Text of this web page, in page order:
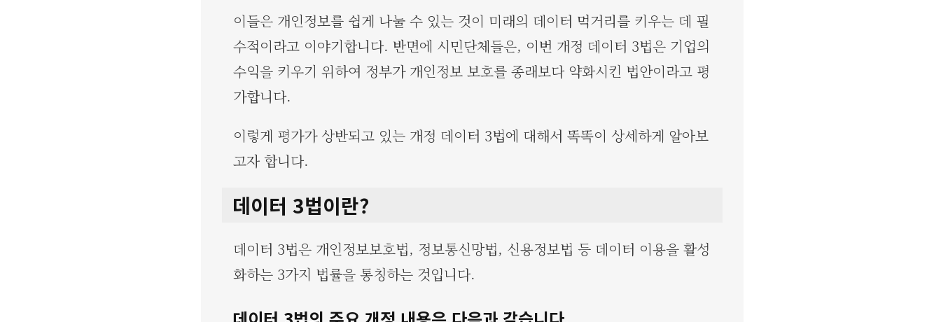
이들은 개인정보를 쉽게 나눌 수 있는 것이 미래의 데이터 먹거리를 키우는 데 필
수적이라고 이야기합니다. 반면에 시민단체들은, 이번 개정 데이터 3법은 기업의
수익을 키우기 위하여 정부가 개인정보 보호를 종래보다 약화시킨 법안이라고 평
가합니다.
이렇게 평가가 상반되고 있는 개정 데이터 3법에 대해서 똑똑이 상세하게 알아보
고자 합니다.
데이터 3법이란?
데이터 3법은 개인정보보호법, 정보통신망법, 신용정보법 등 데이터 이용을 활성
화하는 3가지 법률을 통칭하는 것입니다.